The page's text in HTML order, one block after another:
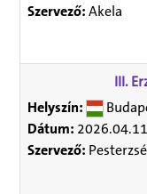
Szervező:Akela
III.
Helyszín:
Dátum:
Szervező: